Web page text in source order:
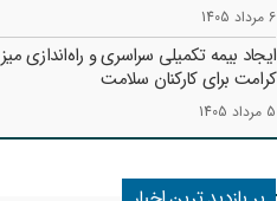
6 مرداد 1405
ایجاد بیمه تکمیلی سراسری و راه‌اندازی میز
کرامت برای کارکنان سلامت
5 مرداد 1405